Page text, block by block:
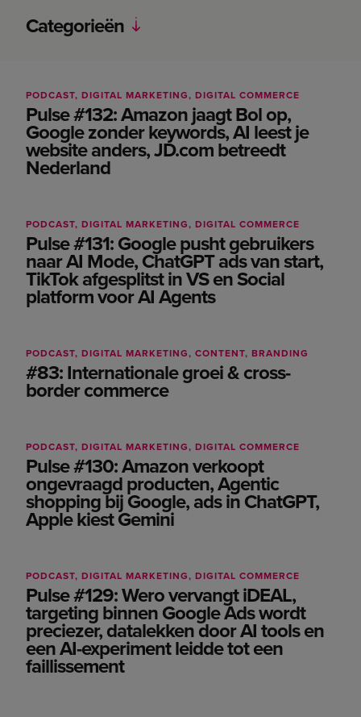
PODCAST DIGITAL MARKETING DIGITAL COMMERCE
Pulse #132: Amazon jaagt Bol op,
Google zonder keywords, AI leest je
website anders, JD.com betreedt
Nederland
PODCAST DIGITAL MARKETING DIGITAL COMMERCE
Pulse #131: Google pusht gebruikers
naar AI Mode, ChatGPT ads van start,
TikTok afgesplitst in VS en Social
platform voor AI Agents
PODCAST DIGITAL MARKETING CONTENT BRANDING
#83: Internationale groei & cross-
border commerce
PODCAST DIGITAL MARKETING DIGITAL COMMERCE
Pulse #130: Amazon verkoopt
ongevraagd producten, Agentic
shopping bij Google, ads in ChatGPT,
Apple kiest Gemini
PODCAST DIGITAL MARKETING DIGITAL COMMERCE
Pulse #129: Wero vervangt iDEAL,
targeting binnen Google Ads wordt
preciezer, datalekken door AI tools en
een AI-experiment leidde tot een
faillissement
Categorieën
Advertising
Adwise
AI
Branding
Data
Development
Digital commerce
Digital marketing
Email
LAB
Life at Adwise
Recruitment
SEO
Share Your Impact - Adwise
Social
UX & CRO